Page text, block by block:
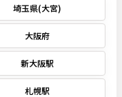
埼玉県(大宮)
大阪府
新大阪駅
札幌駅